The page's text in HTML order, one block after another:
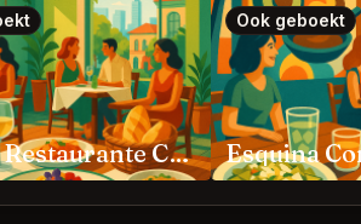
Rosetta Restaurante Ciudad de México
Ook geboekt